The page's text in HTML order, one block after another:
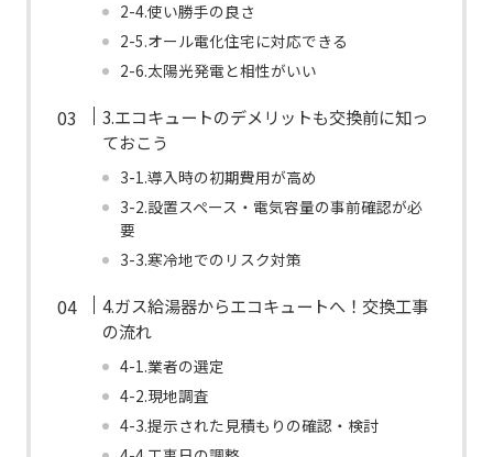
2-4.使い勝手の良さ
2-5.オール電化住宅に対応できる
2-6.太陽光発電と相性がいい
3.エコキュートのデメリットも交換前に知っ
ておこう
3-1.導入時の初期費用が高め
3-2.設置スペース・電気容量の事前確認が必
要
3-3.寒冷地でのリスク対策
4.ガス給湯器からエコキュートへ！交換工事
の流れ
4-1.業者の選定
4-2.現地調査
4-3.提示された見積もりの確認・検討